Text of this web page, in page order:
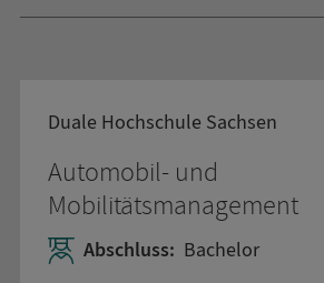
Duale Hochschule Sachsen
Automobil- und
Mobilitätsmanagement
Abschluss: Bachelor